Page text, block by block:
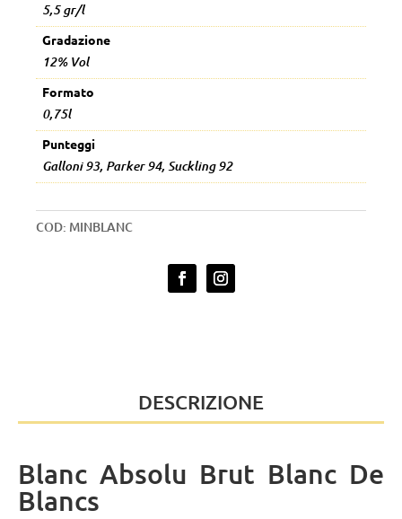
5,5 gr/l
Gradazione
12% Vol
Formato
0,75l
Punteggi
Galloni 93, Parker 94, Suckling 92
COD: MINBLANC
DESCRIZIONE
Blanc Absolu Brut Blanc De
Blancs